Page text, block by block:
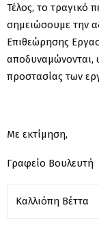
Τέλος, το τραγικό
σημειώσουμε την
Επιθεώρησης
αποδυναμώνονται,
προστασίας των
Με εκτίμηση,
Γραφείο Βουλευτή
Καλλιόπη Βέττα